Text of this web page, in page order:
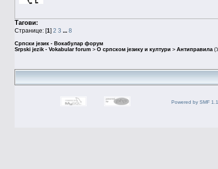
Тагови:
Странице: [1] 2 3 ... 8
Српски језик - Вокабулар форум
Srpski jezik - Vokabular forum > О српском језику и култури > Антиправила
Powered by SMF